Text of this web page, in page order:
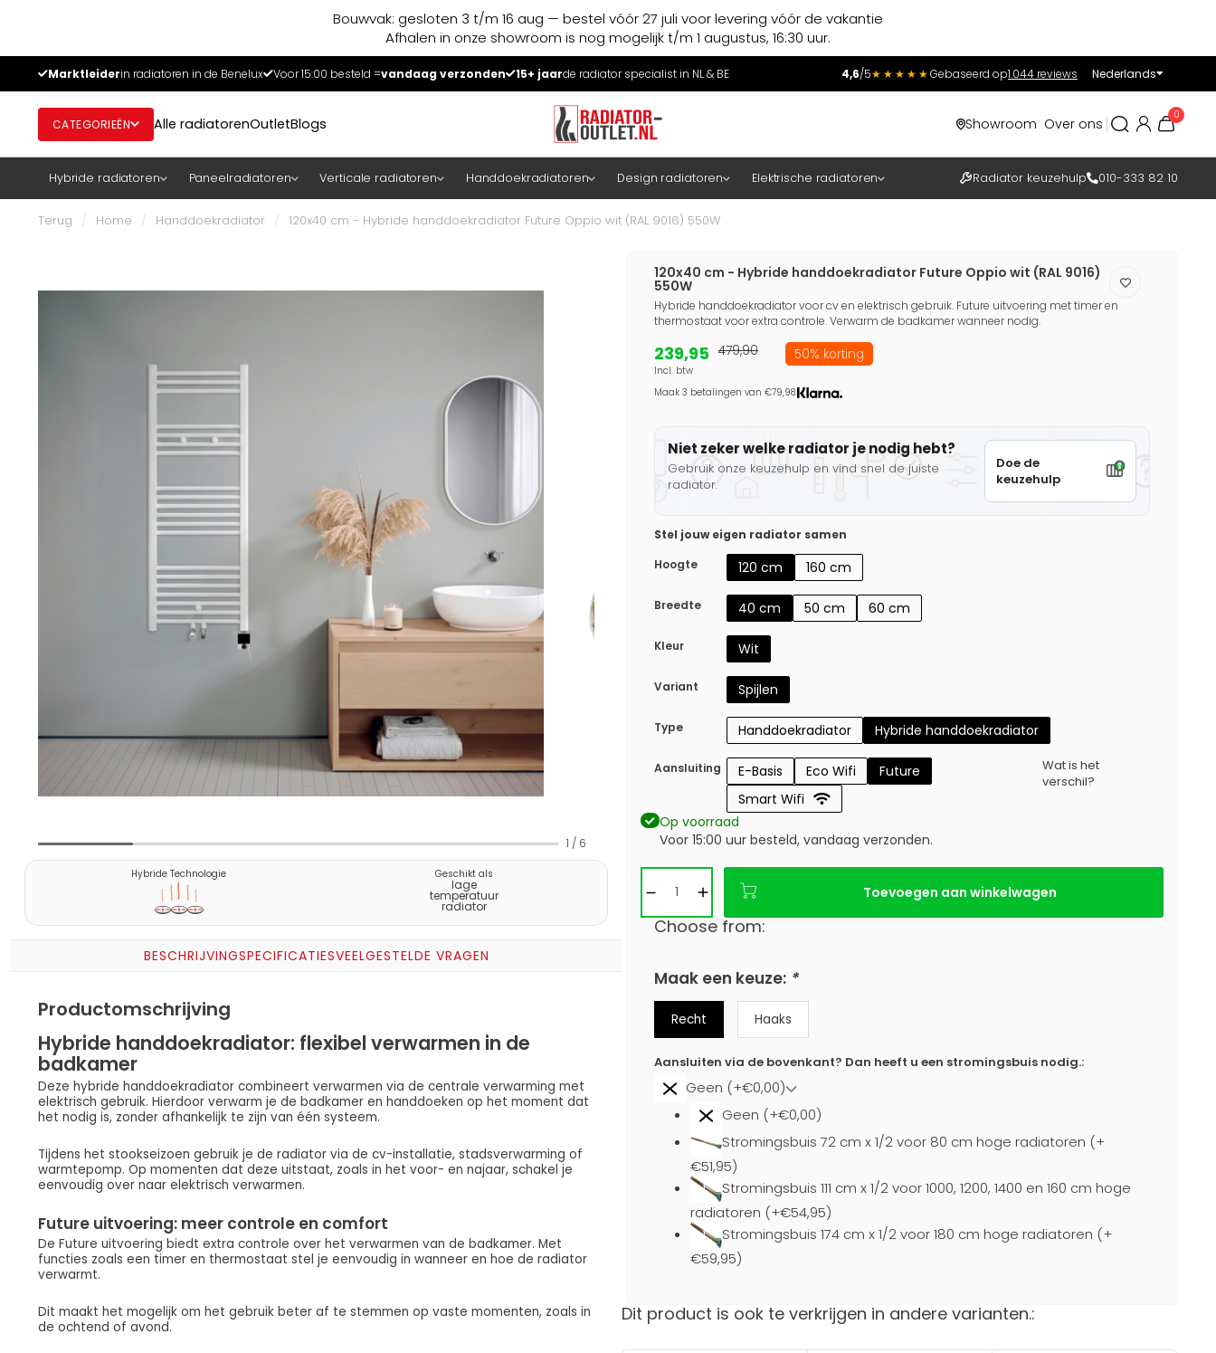
Bouwvak: gesloten 3 t/m 16 aug — bestel vóór 27 juli voor levering vóór de vakantie
Afhalen in onze showroom is nog mogelijk t/m 1 augustus, 16:30 uur.
Marktleiderin radiatoren in de Benelux Voor 15:00 besteld =vandaag verzonden 15+ jaarde radiator specialist in NL & BE 4,6/5★★★★★Gebaseerd op1.044 reviews Nederlands
CATEGORIEËN Alle radiatorenOutletBlogs Showroom Over ons
0
Hybride radiatoren Paneelradiatoren Verticale radiatoren Handdoekradiatoren Design radiatoren Elektrische radiatoren Radiator keuzehulp 010-333 82 10
Terug / Home / Handdoekradiator / 120x40 cm - Hybride handdoekradiator Future Oppio wit (RAL 9016) 550W
1 / 6
Hybride Technologie Geschikt als
lage
temperatuur
radiator
BESCHRIJVINGSPECIFICATIESVEELGESTELDE VRAGEN
Productomschrijving
Hybride handdoekradiator: flexibel verwarmen in de
badkamer
Deze hybride handdoekradiator combineert verwarmen via de centrale verwarming met
elektrisch gebruik. Hierdoor verwarm je de badkamer en handdoeken op het moment dat
het nodig is, zonder afhankelijk te zijn van één systeem.
Tijdens het stookseizoen gebruik je de radiator via de cv-installatie, stadsverwarming of
warmtepomp. Op momenten dat deze uitstaat, zoals in het voor- en najaar, schakel je
eenvoudig over naar elektrisch verwarmen.
Future uitvoering: meer controle en comfort
De Future uitvoering biedt extra controle over het verwarmen van de badkamer. Met
functies zoals een timer en thermostaat stel je eenvoudig in wanneer en hoe de radiator
verwarmt.
Dit maakt het mogelijk om het gebruik beter af te stemmen op vaste momenten, zoals in
de ochtend of avond.
120x40 cm - Hybride handdoekradiator Future Oppio wit (RAL 9016)
550W
Hybride handdoekradiator voor cv en elektrisch gebruik. Future uitvoering met timer en
thermostaat voor extra controle. Verwarm de badkamer wanneer nodig.
239,95
Incl. btw
479,90 50% korting
Maak 3 betalingen van €79,98.
Niet zeker welke radiator je nodig hebt?
Gebruik onze keuzehulp en vind snel de juiste
radiator.
Doe de
keuzehulp
Stel jouw eigen radiator samen
Hoogte
120 cm 160 cm
Breedte 40 cm 50 cm 60 cm
Kleur Wit
Variant Spijlen
Type Handdoekradiator Hybride handdoekradiator
Aansluiting E-Basis Eco Wifi
Future
Smart Wifi
Wat is het
verschil?
Op voorraad
Voor 15:00 uur besteld, vandaag verzonden.
Toevoegen aan winkelwagen
Choose from:
Maak een keuze: *
Recht Haaks
Aansluiten via de bovenkant? Dan heeft u een stromingsbuis nodig.:
Geen (+€0,00)
Geen (+€0,00)
Stromingsbuis 72 cm x 1/2 voor 80 cm hoge radiatoren (+
€51,95)
Stromingsbuis 111 cm x 1/2 voor 1000, 1200, 1400 en 160 cm hoge
radiatoren (+€54,95)
Stromingsbuis 174 cm x 1/2 voor 180 cm hoge radiatoren (+
€59,95)
Dit product is ook te verkrijgen in andere varianten.: